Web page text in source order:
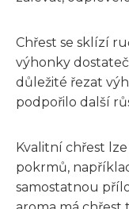
Chřest se sklízí
výhonky
důležité řezat
podpořilo další
Kvalitní chřest
pokrmů,
samostatnou